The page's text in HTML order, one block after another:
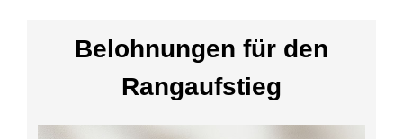
Belohnungen für den
Rangaufstieg